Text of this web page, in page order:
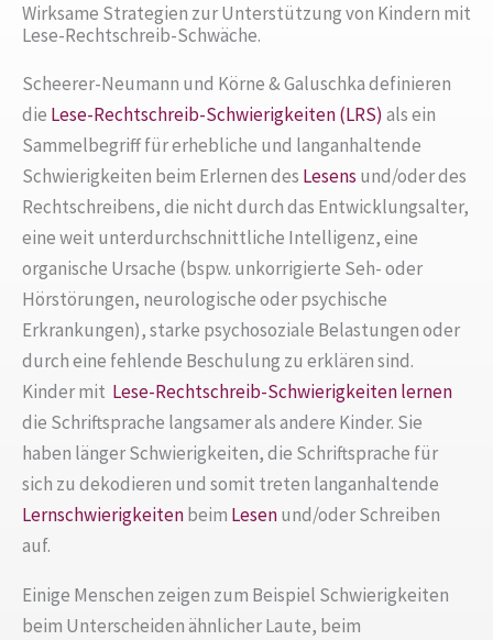
Wirksame Strategien zur Unterstützung von Kindern mit
Lese-Rechtschreib-Schwäche.
Scheerer-Neumann und Körne & Galuschka definieren
die Lese-Rechtschreib-Schwierigkeiten (LRS) als ein
Sammelbegriff für erhebliche und langanhaltende
Schwierigkeiten beim Erlernen des Lesens und/oder des
Rechtschreibens, die nicht durch das Entwicklungsalter,
eine weit unterdurchschnittliche Intelligenz, eine
organische Ursache (bspw. unkorrigierte Seh- oder
Hörstörungen, neurologische oder psychische
Erkrankungen), starke psychosoziale Belastungen oder
durch eine fehlende Beschulung zu erklären sind.
Kinder mit Lese-Rechtschreib-Schwierigkeitenlernen
die Schriftsprache langsamer als andere Kinder. Sie
haben länger Schwierigkeiten, die Schriftsprache für
sich zu dekodieren und somit treten langanhaltende
Lernschwierigkeitenbeim Lesenund/oder Schreiben
auf.
Einige Menschen zeigen zum Beispiel Schwierigkeiten
beim Unterscheiden ähnlicher Laute, beim